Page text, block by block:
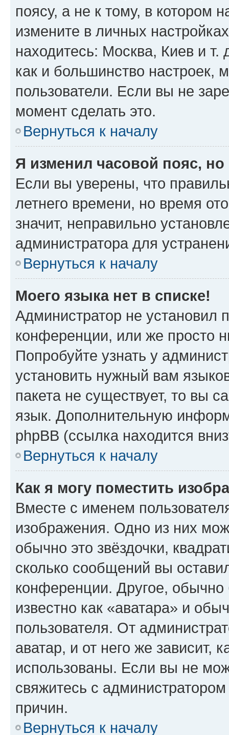
поясу, а не к тому, в котором
измените в личных
находитесь: Москва, Киев и т.
как и большинство настроек,
пользователи. Если вы не
момент сделать это.
Вернуться к началу
Я изменил часовой пояс,
Если вы уверены, что
летнего времени, но время
значит, неправильно
администратора для
Вернуться к началу
Моего языка нет в списке!
Администратор не установил
конференции, или же просто
Попробуйте узнать у
установить нужный вам
пакета не существует, то вы
язык. Дополнительную
phpBB (ссылка находится
Вернуться к началу
Как я могу поместить
Вместе с именем
изображения. Одно из них
обычно это звёздочки,
сколько сообщений вы
конференции. Другое,
известно как «аватара» и
пользователя. От
аватар, и от него же зависит,
использованы. Если вы не
свяжитесь с
причин.
Вернуться к началу